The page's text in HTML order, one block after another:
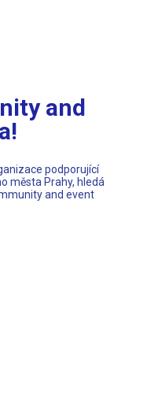
and
podporující
města Prahy, hledá
and event